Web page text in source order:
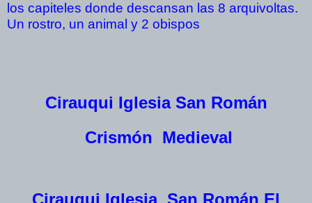
los capiteles donde descansan las 8 arquivoltas.
Un rostro, un animal y 2 obispos
Cirauqui Iglesia San Román
Crismón Medieval